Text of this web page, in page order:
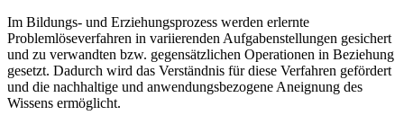
Im Bildungs- und Erziehungsprozess werden erlernte
Problemlöseverfahren in variierenden Aufgabenstellungen gesichert
und zu verwandten bzw. gegensätzlichen Operationen in Beziehung
gesetzt. Dadurch wird das Verständnis für diese Verfahren gefördert
und die nachhaltige und anwendungsbezogene Aneignung des
Wissens ermöglicht.